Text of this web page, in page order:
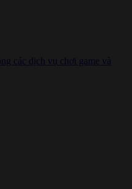
các dịch vụ chơi game và